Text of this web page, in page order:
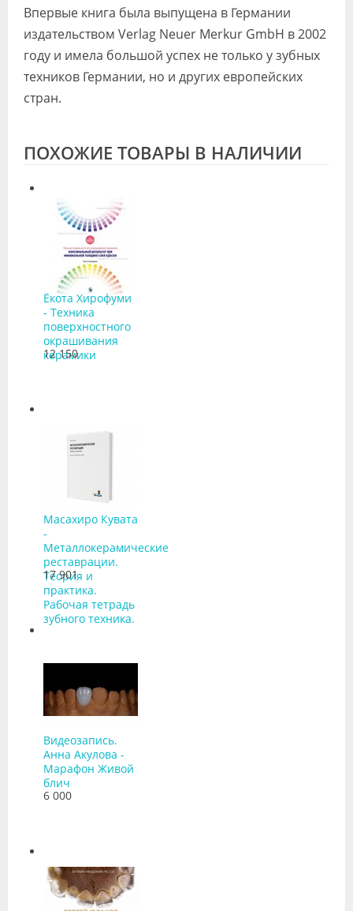
Впервые книга была выпущена в Германии
издательством Verlag Neuer Merkur GmbH в 2002
году и имела большой успех не только у зубных
техников Германии, но и других европейских
стран.
ПОХОЖИЕ ТОВАРЫ В НАЛИЧИИ
Ёкота Хирофуми
- Техника
поверхностного
окрашивания
керамики
12 150
Масахиро Кувата
-
Металлокерамические
реставрации.
Теория и
практика.
Рабочая тетрадь
зубного техника.
17 901
Видеозапись.
Анна Акулова -
Марафон Живой
блич
6 000